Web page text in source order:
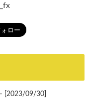
[2023/09/30]